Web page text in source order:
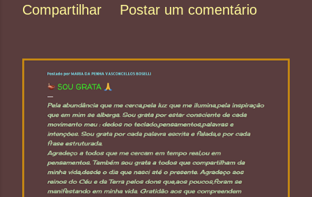
Compartilhar
Postar um comentário